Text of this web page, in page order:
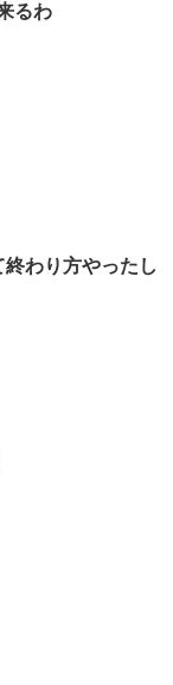
るわ
わり方やったし